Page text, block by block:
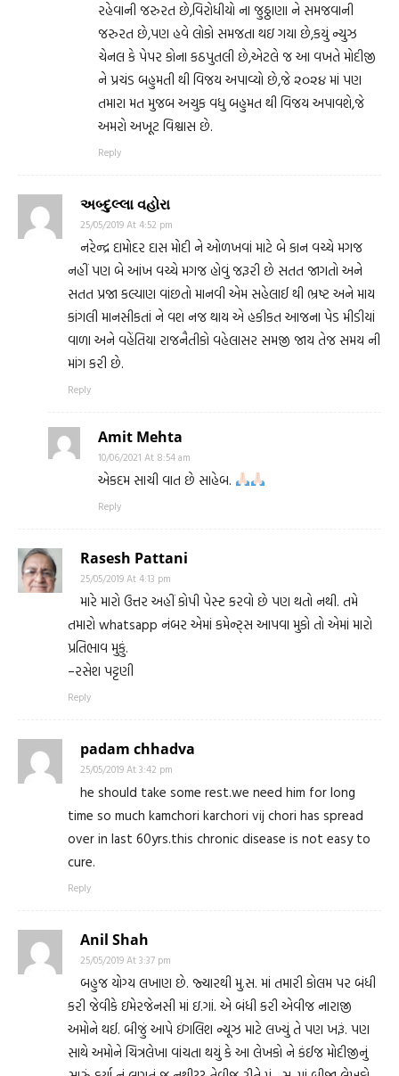
રહેવાની જરુરત છે,વિરોધીયો ના જુઠ્ઠાણા ને સમજવાની
જરુરત છે,પણ હવે લોકો સમજતા થઇ ગયા છે,કયું ન્યુઝ
ચેનલ કે પેપર કોના કઠપુતલી છે,એટલે જ આ વખતે મોદીજી
ને પ્રચંડ બહુમતી થી વિજય અપાવ્યો છે,જે ૨૦૨૪ માં પણ
તમારા મત મુજબ અચુક વધુ બહુમત થી વિજય અપાવશે,જે
અમરો અખૂટ વિશ્વાસ છે.
Reply
અબ્દુલ્લા વહોરા
25/05/2019 At 4:52 pm
નરેન્દ્ર દામોદર દાસ મોદી ને ઓળખવાં માટે બે કાન વચ્ચે મગજ
નહીં પણ બે આંખ વચ્ચે મગજ હોવું જરૂરી છે સતત જાગતો અને
સતત પ્રજા કલ્યાણ વાંછતો માનવી એમ સહેલાઈ થી ભ્રષ્ટ અને માય
કાંગલી માનસીકતાં ને વશ નજ થાય એ હકીકત આજના પેડ મીડીયાં
વાળા અને વહેંતિયા રાજનૈતીકો વહેલાસર સમજી જાય તેજ સમય ની
માંગ કરી છે.
Reply
Amit Mehta
10/06/2021 At 8:54 am
એકદમ સાચી વાત છે સાહેબ.
Reply
Rasesh Pattani
25/05/2019 At 4:13 pm
મારે મારો ઉત્તર અહીં કોપી પેસ્ટ કરવો છે પણ થતો નથી. તમે
તમારો whatsapp નંબર એમાં કમેન્ટ્સ આપવા મુકો તો એમાં મારો
પ્રતિભાવ મુકું.
–રસેશ પટ્ટણી
Reply
padam chhadva
25/05/2019 At 3:42 pm
he should take some rest.we need him for long
time so much kamchori karchori vij chori has spread
over in last 60yrs.this chronic disease is not easy to
cure.
Reply
Anil Shah
25/05/2019 At 3:37 pm
બહુજ યોગ્ય લખાણ છે. જ્યારથી મુ.સ. માં તમારી કોલમ પર બંધી
કરી જેવીકે ઇમેરજેનસી માં ઇ.ગાં. એ બંધી કરી એવીજ નારાજી
અમોને થઈ. બીજું આપે ઇંગલિશ ન્યૂઝ માટે લખ્યું તે પણ ખરૂં. પણ
સાથે અમોને ચિત્રલેખા વાંચતા થયું કે આ લેખકો ને કંઈજ મોદીજીનું